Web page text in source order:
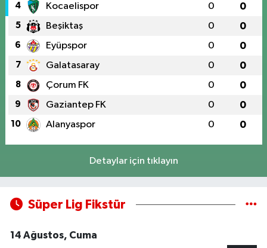
4 Kocaelispor 0 0
5 Beşiktaş 0 0
6 Eyüpspor 0 0
7 Galatasaray 0 0
8 Çorum FK 0 0
9 Gaziantep FK 0 0
10 Alanyaspor 0 0
Detaylar için tıklayın
Süper Lig Fikstür
14 Ağustos, Cuma